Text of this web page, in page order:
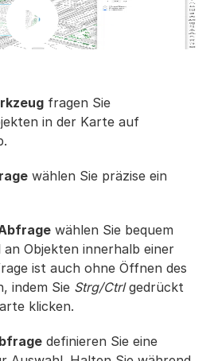
fragen Sie
in der Karte auf
wählen Sie präzise ein
wählen Sie bequem
an Objekten innerhalb einer
ist auch ohne Öffnen des
indem Sie Strg/Ctrlgedrückt
klicken.
definieren Sie eine